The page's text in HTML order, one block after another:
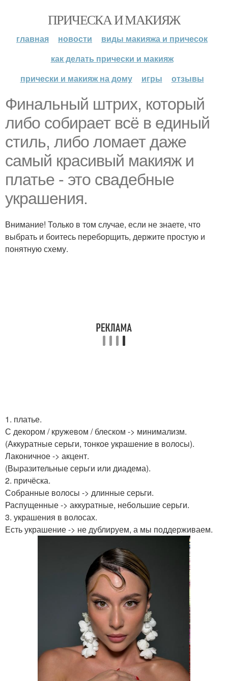
ПРИЧЕСКА И МАКИЯЖ
главная новости
виды макияжа и причесок
как делать прически и макияж
прически и макияж на дому
игры отзывы
Финальный штрих, который
либо собирает всё в единый
стиль, либо ломает даже
самый красивый макияж и
платье - это свадебные
украшения.
Внимание! Только в том случае, если не знаете, что
выбрать и боитесь переборщить, держите простую и
понятную схему.
1. платье.
С декором / кружевом / блеском -> минимализм.
(Аккуратные серьги, тонкое украшение в волосы).
Лаконичное -> акцент.
(Выразительные серьги или диадема).
2. причёска.
Собранные волосы -> длинные серьги.
Распущенные -> аккуратные, небольшие серьги.
3. украшения в волосах.
Есть украшение -> не дублируем, а мы поддерживаем.